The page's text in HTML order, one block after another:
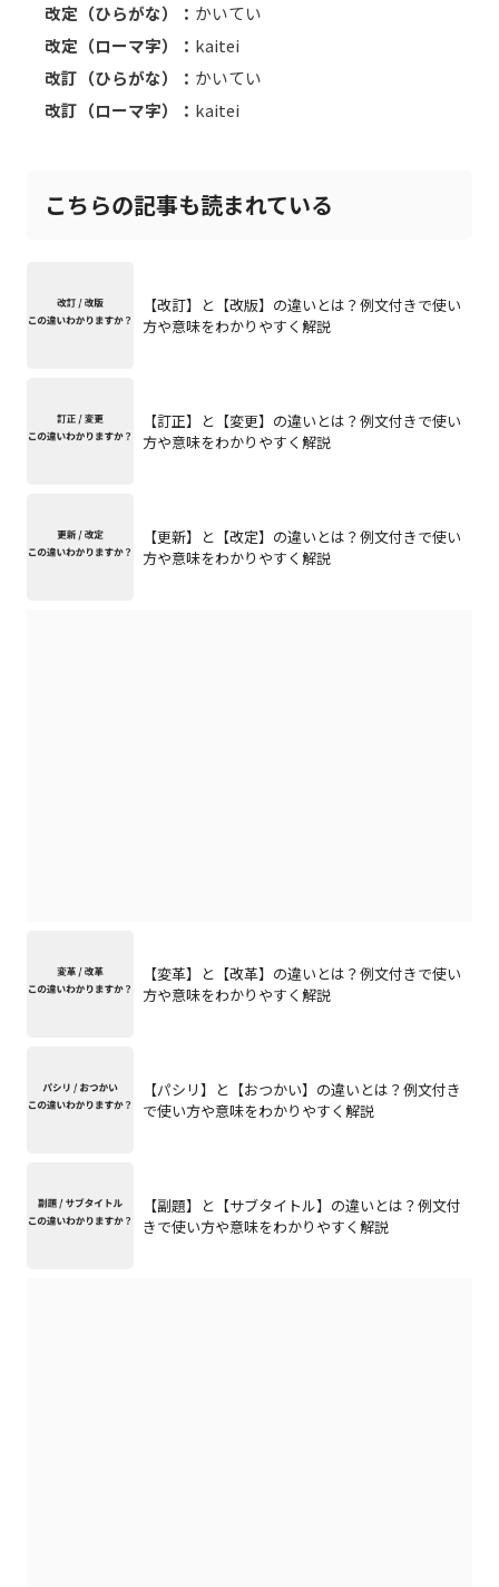
改定（ひらがな）： かいてい
改定（ローマ字）： kaitei
改訂（ひらがな）： かいてい
改訂（ローマ字）： kaitei
こちらの記事も読まれている
【改訂】と【改版】の違いとは？例文付きで使い
方や意味をわかりやすく解説
【訂正】と【変更】の違いとは？例文付きで使い
方や意味をわかりやすく解説
【更新】と【改定】の違いとは？例文付きで使い
方や意味をわかりやすく解説
【変革】と【改革】の違いとは？例文付きで使い
方や意味をわかりやすく解説
【パシリ】と【おつかい】の違いとは？例文付き
で使い方や意味をわかりやすく解説
【副題】と【サブタイトル】の違いとは？例文付
きで使い方や意味をわかりやすく解説